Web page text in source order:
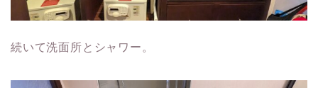
続いて洗面所とシャワー。